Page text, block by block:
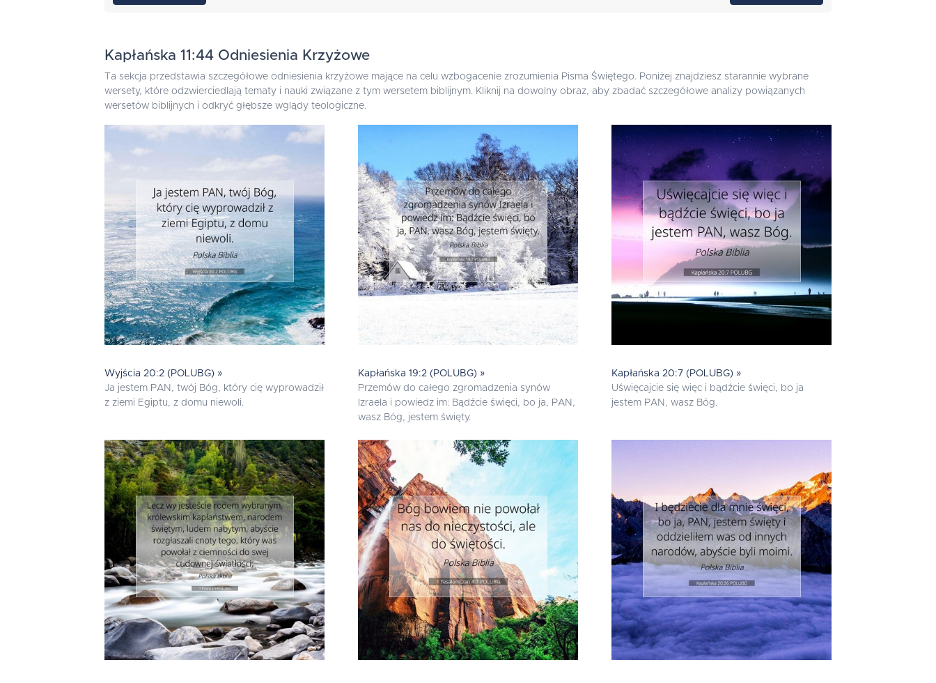
Kapłańska 11:44 Odniesienia Krzyżowe
Ta sekcja przedstawia szczegółowe odniesienia krzyżowe mające na celu wzbogacenie zrozumienia Pisma Świętego. Poniżej znajdziesz starannie wybrane
wersety, które odzwierciedlają tematy i nauki związane z tym wersetem biblijnym. Kliknij na dowolny obraz, aby zbadać szczegółowe analizy powiązanych
wersetów biblijnych i odkryć głębsze wglądy teologiczne.
Wyjścia 20:2 (POLUBG) »
Ja jestem PAN, twój Bóg, który cię wyprowadził
z ziemi Egiptu, z domu niewoli.
Kapłańska 19:2 (POLUBG) »
Przemów do całego zgromadzenia synów
Izraela i powiedz im: Bądźcie święci, bo ja, PAN,
wasz Bóg, jestem święty.
Kapłańska 20:7 (POLUBG) »
Uświęcajcie się więc i bądźcie święci, bo ja
jestem PAN, wasz Bóg.